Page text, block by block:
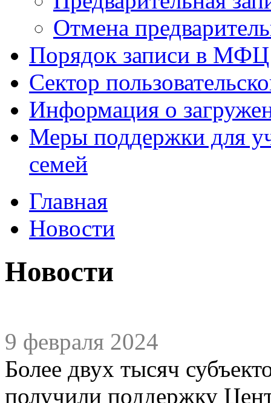
Отмена
Порядок записи в МФЦ
Сектор
Информация о
Меры поддержки для
семей
Главная
Новости
Новости
9 февраля 2024
Более двух тысяч
получили поддержку